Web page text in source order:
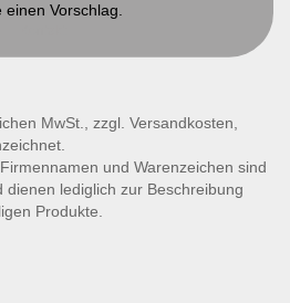
einen Vorschlag.
MwSt., zzgl. Versandkosten,
und Warenzeichen sind
lediglich zur Beschreibung
Produkte.